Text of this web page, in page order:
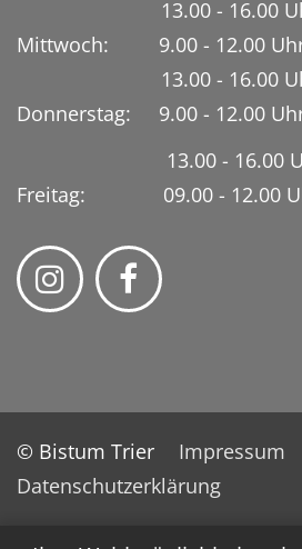
13.00 - 16.00
Mittwoch: 9.00 - 12.00
13.00 - 16.00
Donnerstag: 9.00 - 12.00
13.00 - 16.00
Freitag: 09.00 - 12.00
© Bistum Trier
Impressum
Datenschutzerklärung